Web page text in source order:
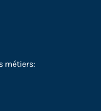
métiers: